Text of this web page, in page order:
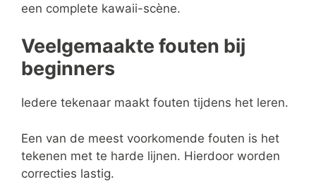
een complete kawaii-scène.
Veelgemaakte fouten bij
beginners
Iedere tekenaar maakt fouten tijdens het leren.
Een van de meest voorkomende fouten is het
tekenen met te harde lijnen. Hierdoor worden
correcties lastig.